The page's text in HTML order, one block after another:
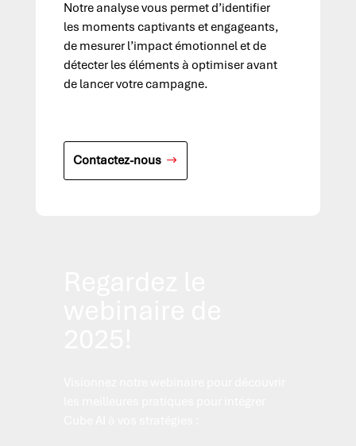
Notre analyse vous permet d’identifier
les moments captivants et engageants,
de mesurer l’impact émotionnel et de
détecter les éléments à optimiser avant
de lancer votre campagne.
Contactez-nous